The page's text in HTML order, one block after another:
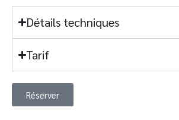
Détails techniques
Tarif
Réserver